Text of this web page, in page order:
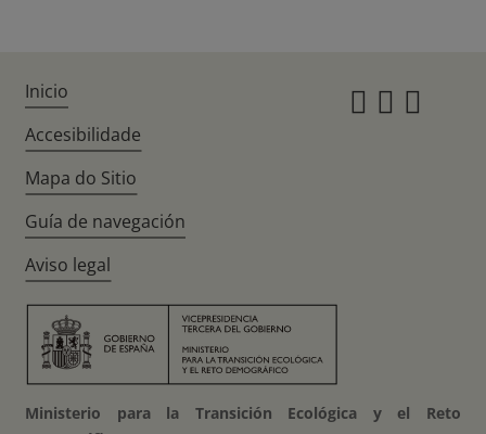
Inicio
Accesibilidade
Mapa do Sitio
Guía de navegación
Aviso legal
Ministerio para la Transición Ecológica y el Reto